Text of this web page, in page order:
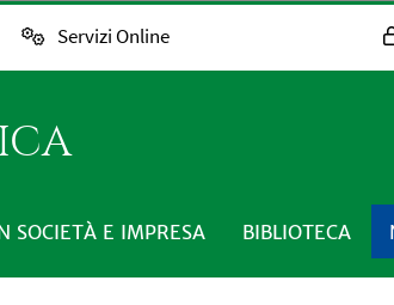
Servizi Online
SOCIETÀ E IMPRESA BIBLIOTECA